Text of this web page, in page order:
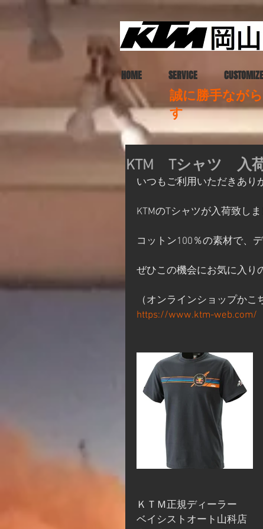
HOME SERVICE CUSTOMIZE
誠に勝手なが
す
KTM Tシャツ 入荷
いつもご利用いただきあり
KTMのTシャツが入荷致しま
コットン100％の素材で、
ぜひこの機会にお気に入り
（オンラインショップかこ
https://www.ktm-web.com/
ＫＴＭ正規ディーラー
ベイシストオート山科店